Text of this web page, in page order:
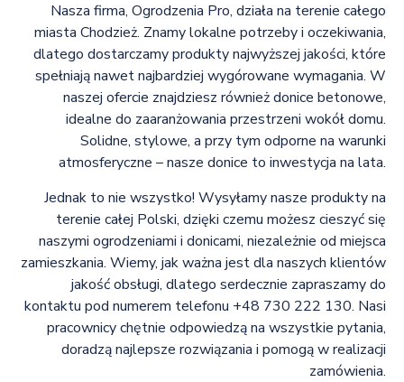
Nasza firma, Ogrodzenia Pro, działa na terenie całego
miasta Chodzież. Znamy lokalne potrzeby i oczekiwania,
dlatego dostarczamy produkty najwyższej jakości, które
spełniają nawet najbardziej wygórowane wymagania. W
naszej ofercie znajdziesz również donice betonowe,
idealne do zaaranżowania przestrzeni wokół domu.
Solidne, stylowe, a przy tym odporne na warunki
atmosferyczne – nasze donice to inwestycja na lata.
Jednak to nie wszystko! Wysyłamy nasze produkty na
terenie całej Polski, dzięki czemu możesz cieszyć się
naszymi ogrodzeniami i donicami, niezależnie od miejsca
zamieszkania. Wiemy, jak ważna jest dla naszych klientów
jakość obsługi, dlatego serdecznie zapraszamy do
kontaktu pod numerem telefonu +48 730 222 130. Nasi
pracownicy chętnie odpowiedzą na wszystkie pytania,
doradzą najlepsze rozwiązania i pomogą w realizacji
zamówienia.